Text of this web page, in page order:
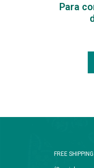
Para
FREE